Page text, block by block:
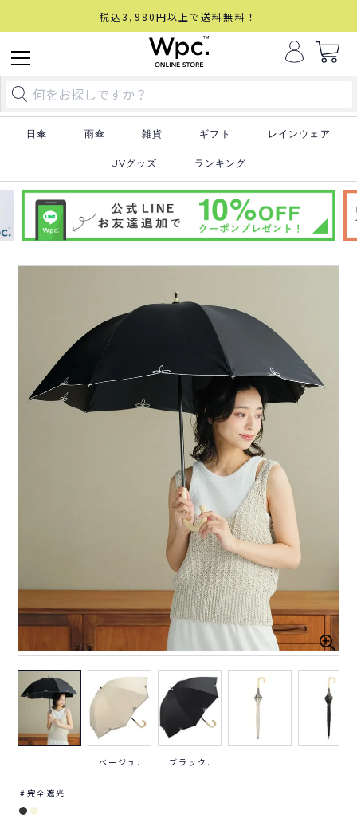
税込3,980円以上で送料無料！
日傘 雨傘 雑貨 ギフト レインウェア
UVグッズ ランキング
ベージュ. ブラック.
完全遮光